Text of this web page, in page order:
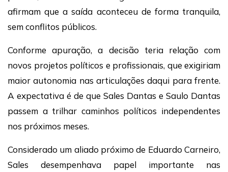
afirmam que a saída aconteceu de forma tranquila,
sem conflitos públicos.
Conforme apuração, a decisão teria relação com
novos projetos políticos e profissionais, que exigiriam
maior autonomia nas articulações daqui para frente.
A expectativa é de que Sales Dantas e Saulo Dantas
passem a trilhar caminhos políticos independentes
nos próximos meses.
Considerado um aliado próximo de Eduardo Carneiro,
Sales desempenhava papel importante nas